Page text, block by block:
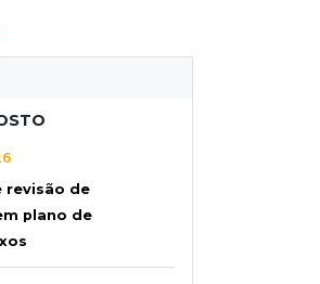
revisão de
plano de